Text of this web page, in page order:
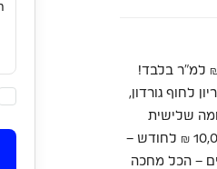
נדירה בקו השני לים בתל אביב! רחוב בן יהודה | רק 3 דקות הליכה מהחוף | 46,000 ₪ למ”ר בלבד!
לחוף גורדון,
תל אביב. דירת 4.5 חדרים מרווחת, כ-103 מ”ר בקומה שלישית
(ללא מעלית), ברחוב מרכזי ומתחדש – אידיאלית למגורים או להשקעה. כיום מושכרת ב-10,000 ₪ לחודש –
– הכל מחכה